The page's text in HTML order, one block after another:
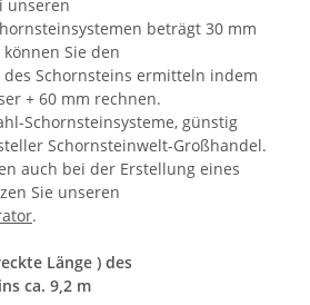
unseren
beträgt 30 mm
Sie den
Schornsteins ermitteln indem
+ 60 mm rechnen.
Schornsteinsysteme, günstig
Schornsteinwelt-Großhandel.
auch bei der Erstellung eines
Sie unseren
.
Länge ) des
ca. 9,2 m